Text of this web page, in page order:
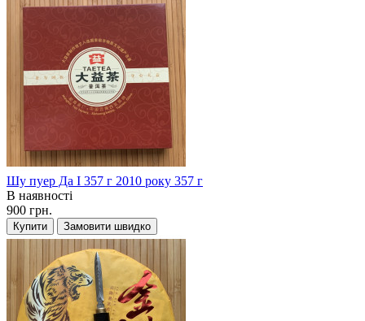
Шу пуер Да І 357 г 2010 року 357 г
В наявності
900 грн.
Купити Замовити швидко